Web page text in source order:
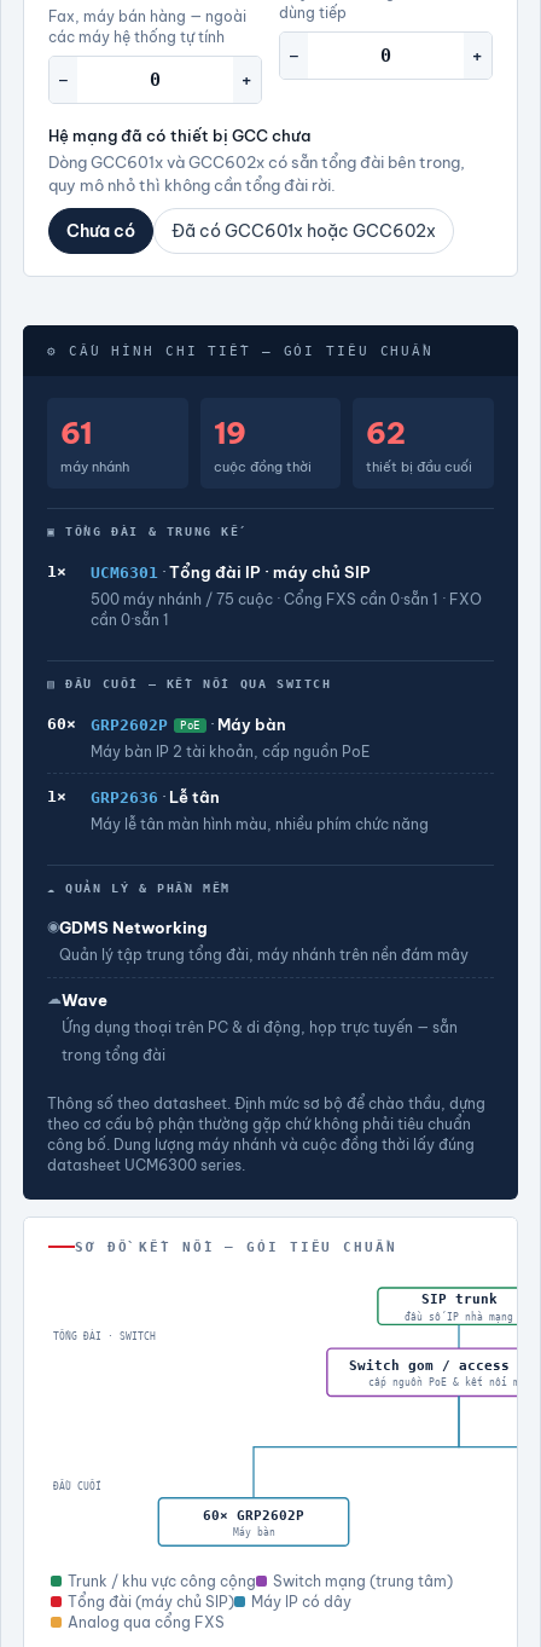
Fax, máy bán hàng — ngoài
các máy hệ thống tự tính
− +
dùng tiếp
− +
Hệ mạng đã có thiết bị GCC chưa
Dòng GCC601x và GCC602x có sẵn tổng đài bên trong,
quy mô nhỏ thì không cần tổng đài rời.
Chưa có Đã có GCC601x hoặc GCC602x
⚙ CẤU HÌNH CHI TIẾT — GÓI TIÊU CHUẨN
61
máy nhánh
19
cuộc đồng thời
62
thiết bị đầu cuối
▣ TỔNG ĐÀI & TRUNG KẾ
1× UCM6301 ·Tổng đài IP · máy chủ SIP
500 máy nhánh / 75 cuộc · Cổng FXS cần 0·sẵn 1 · FXO
cần 0·sẵn 1
▤ ĐẦU CUỐI — KẾT NỐI QUA SWITCH
60× GRP2602P PoE · Máy bàn
Máy bàn IP 2 tài khoản, cấp nguồn PoE
1× GRP2636 · Lễ tân
Máy lễ tân màn hình màu, nhiều phím chức năng
☁ QUẢN LÝ & PHẦN MỀM
◉GDMS Networking
Quản lý tập trung tổng đài, máy nhánh trên nền đám mây
☁Wave
Ứng dụng thoại trên PC & di động, họp trực tuyến — sẵn
trong tổng đài
Thông số theo datasheet. Định mức sơ bộ để chào thầu, dựng
theo cơ cấu bộ phận thường gặp chứ không phải tiêu chuẩn
công bố. Dung lượng máy nhánh và cuộc đồng thời lấy đúng
datasheet UCM6300 series.
SƠ ĐỒ KẾT NỐI — GÓI TIÊU CHUẨN
SIP trunk
đầu số IP nhà mạng
Switch gom / access
cấp nguồn PoE & kết nối máy
60× GRP2602P
Máy bàn
TỔNG ĐÀI · SWITCH
ĐẦU CUỐI
Trunk / khu vực công cộng
Switch mạng (trung tâm)
Tổng đài (máy chủ SIP)
Máy IP có dây
Analog qua cổng FXS